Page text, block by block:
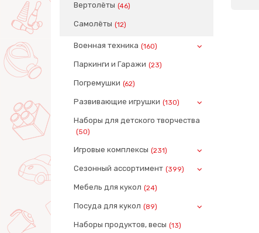
Вертолёты (46)
Самолёты (12)
Военная техника (160)
Паркинги и Гаражи (23)
Погремушки (62)
Развивающие игрушки (130)
Наборы для детского творчества
(50)
Игровые комплексы (231)
Сезонный ассортимент (399)
Мебель для кукол (24)
Посуда для кукол (89)
Наборы продуктов, весы (13)